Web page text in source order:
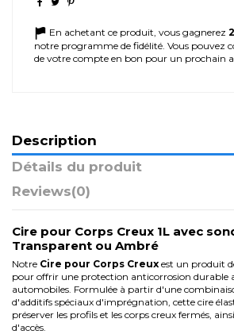
En achetant ce produit, vous gagnerez
notre programme de fidélité. Vous pouvez
de votre compte en bon pour un prochain
Description
Détails du produit
Reviews(0)
Cire pour Corps Creux 1L avec
Transparent ou Ambré
Notre Cire pour Corps Creux est un produit
pour offrir une protection anticorrosion durable
automobiles. Formulée à partir d'une
d'additifs spéciaux d'imprégnation, cette cire
préserver les profils et les corps creux fermés,
d'accès.